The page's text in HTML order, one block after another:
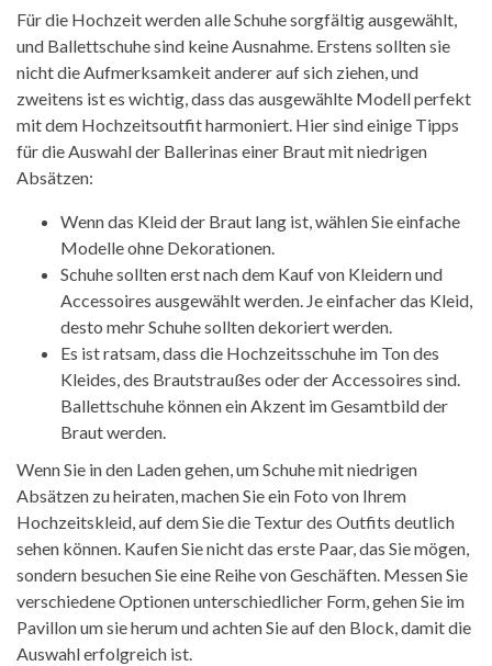
Für die Hochzeit werden alle Schuhe sorgfältig ausgewählt,
und Ballettschuhe sind keine Ausnahme. Erstens sollten sie
nicht die Aufmerksamkeit anderer auf sich ziehen, und
zweitens ist es wichtig, dass das ausgewählte Modell perfekt
mit dem Hochzeitsoutfit harmoniert. Hier sind einige Tipps
für die Auswahl der Ballerinas einer Braut mit niedrigen
Absätzen:
Wenn das Kleid der Braut lang ist, wählen Sie einfache
Modelle ohne Dekorationen.
Schuhe sollten erst nach dem Kauf von Kleidern und
Accessoires ausgewählt werden. Je einfacher das Kleid,
desto mehr Schuhe sollten dekoriert werden.
Es ist ratsam, dass die Hochzeitsschuhe im Ton des
Kleides, des Brautstraußes oder der Accessoires sind.
Ballettschuhe können ein Akzent im Gesamtbild der
Braut werden.
Wenn Sie in den Laden gehen, um Schuhe mit niedrigen
Absätzen zu heiraten, machen Sie ein Foto von Ihrem
Hochzeitskleid, auf dem Sie die Textur des Outfits deutlich
sehen können. Kaufen Sie nicht das erste Paar, das Sie mögen,
sondern besuchen Sie eine Reihe von Geschäften. Messen Sie
verschiedene Optionen unterschiedlicher Form, gehen Sie im
Pavillon um sie herum und achten Sie auf den Block, damit die
Auswahl erfolgreich ist.